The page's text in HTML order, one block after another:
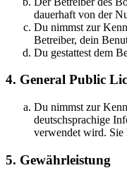
dauerhaft von der
Du nimmst zur
Betreiber, dein
Du gestattest dem
4. General Public
Du nimmst zur
deutschsprachige
verwendet wird. Sie
5. Gewährleistung